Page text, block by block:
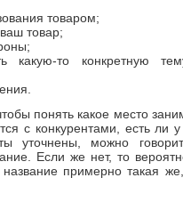
товаром;
товар;
какую-то конкретную
понять какое место
с конкурентами, есть ли
уточнены, можно
Если же нет, то
примерно такая